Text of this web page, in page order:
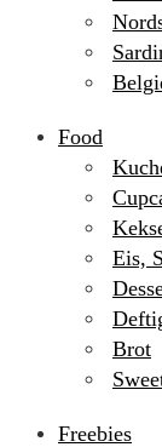
Food
Eis,
Brot
Freebies